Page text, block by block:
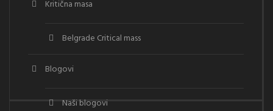
Kritična masa
Belgrade Critical mass
Blogovi
Naši blogovi